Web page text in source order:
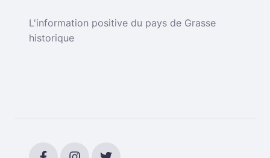
L'information positive du pays de Grasse
historique